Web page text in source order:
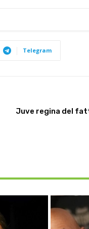
Telegram
Juve regina del